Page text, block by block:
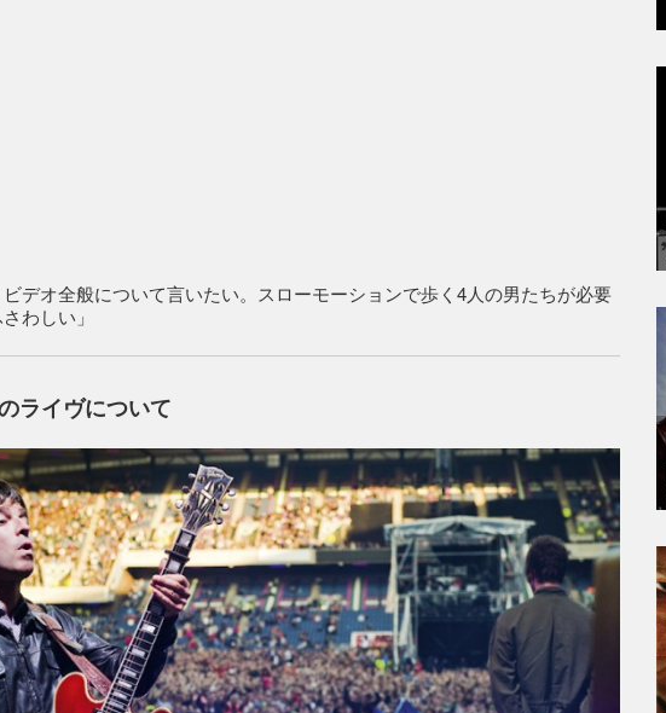
ビデオ全般について言いたい。スローモーションで歩く4人の男たちが必要
わしい」
ライヴについて